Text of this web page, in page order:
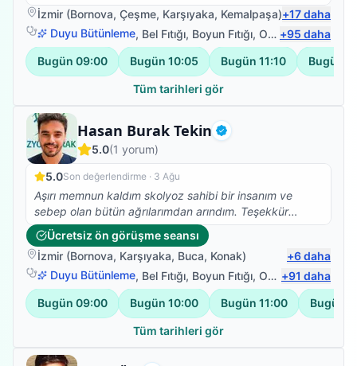
beyin kanaması sonrası vücudunun sol tarafına
felç.oldu bu süreçte Ümit bey ile yolumuz buluştu ve
annem yaşına farklı kronik rahatsızlığına rağmen
yürüdü ve vücudunu kullabanilir hale geldi.Bunun için
teşekkür edemem yetmez,sanırım hastası olan 10
kişiye sorsak 50 si kendisi için içinden gelen yüm
yaşanmıyor tüm aile fertlerimiz bu süreçten
etkileniyor.İşte Ümit bey bunu başarıyor bizim ile
birlikte olmayı aileden biri olmayı ,o zamanda meslek
bilgisi ve insani değerleri ile başarılı oluyor.Kendisi
gerek nezaketi gerek iş tutuşu gerek değerleri ile
saygımızı sevgimizi kazandı.TEŞEKKÜRLER Ümit bey
tüm değerleriniz için emeğinize,yüreğinize sağlık.
İzmir (Bornova, Çeşme, Karşıyaka, Kemalpaşa)+17daha
Duyu Bütünleme, Bel Fıtığı, Boyun Fıtığı, Omuz Bağ Yaralanması +95 daha
Bugün 09:00 Bugün 10:05 Bugün 11:10 Bugün
Tüm tarihleri gör
Hasan Burak Tekin Doğrulanmış
Fizyoterapist
5.0(1 yorum)
5.0Son değerlendirme · 3 Ağu
Aşırı memnun kaldım skolyoz sahibi bir insanım ve
sebep olan bütün ağrılarımdan arındım. Teşekkür
ederim Burak Bey
Ücretsiz ön görüşme seansı
İzmir (Bornova, Karşıyaka, Buca, Konak) +6daha
Duyu Bütünleme, Bel Fıtığı, Boyun Fıtığı, Omuz Bağ Yaralanması +91 daha
Bugün 09:00 Bugün 10:00 Bugün 11:00 Bugün
Tüm tarihleri gör